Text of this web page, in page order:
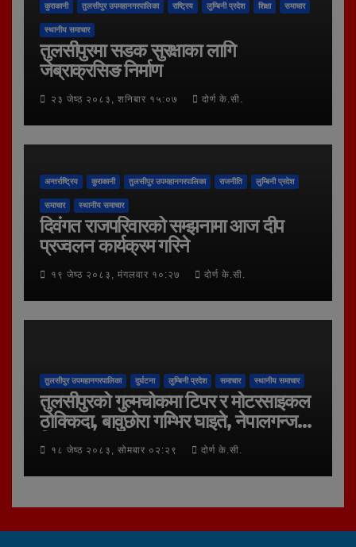
कुराकानी तुलसीपुर उपमहानगरपालिका राष्ट्रिय लुम्बिनी प्रदेश शिक्षा समाचार
स्थानीय समाचार
तुलसीपुरमा सडक सुरक्षाका लागि
जेब्राक्रसिङ निर्माण
२३ जेष्ठ २०८३, शनिबार १५:०७ दोर्ण के.सी.
अन्तर्राष्ट्रिय कुराकानी तुलसीपुर उपमहानगरपालिका राजनीति लुम्बिनी प्रदेश
समाचार स्थानीय समाचार
दिवंगत राजपरिवारको सम्झनामा आज दीप
प्रज्वलन कार्यक्रम गरिने
१९ जेष्ठ २०८३, मंगलवार १०:२७ दोर्ण के.सी.
तुलसीपुर उपमहानगरपालिका दुर्घटना लुम्बिनी प्रदेश समाचार स्थानीय समाचार
तुलसीपुरको गुल्मचोकमा टिपर र मोटरसाइकल
ठोक्किदा, बावुछोरा गम्भिर घाइते, नेपालगन्ज
रिफर
१८ जेष्ठ २०८३, सोमबार ०२:२९ दोर्ण के.सी.